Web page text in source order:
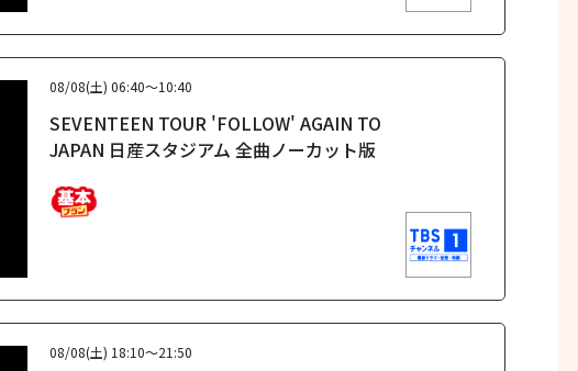
08/08(土) 06:40～10:40
SEVENTEEN TOUR 'FOLLOW' AGAIN TO
JAPAN 日産スタジアム 全曲ノーカット版
08/08(土) 18:10～21:50